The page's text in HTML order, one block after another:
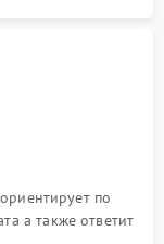
по
а также ответит